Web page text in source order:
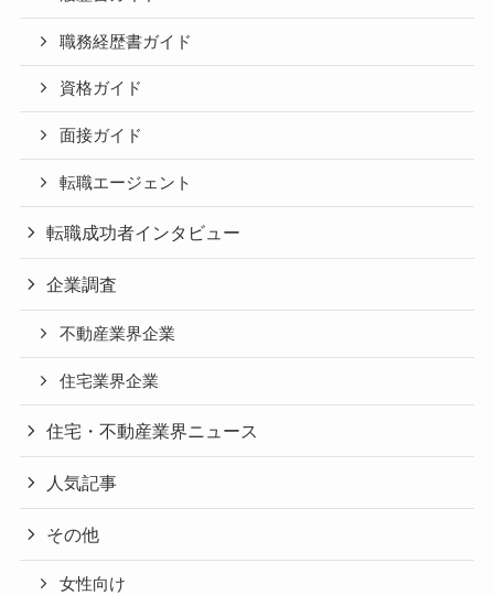
職務経歴書ガイド
資格ガイド
面接ガイド
転職エージェント
転職成功者インタビュー
企業調査
不動産業界企業
住宅業界企業
住宅・不動産業界ニュース
人気記事
その他
女性向け